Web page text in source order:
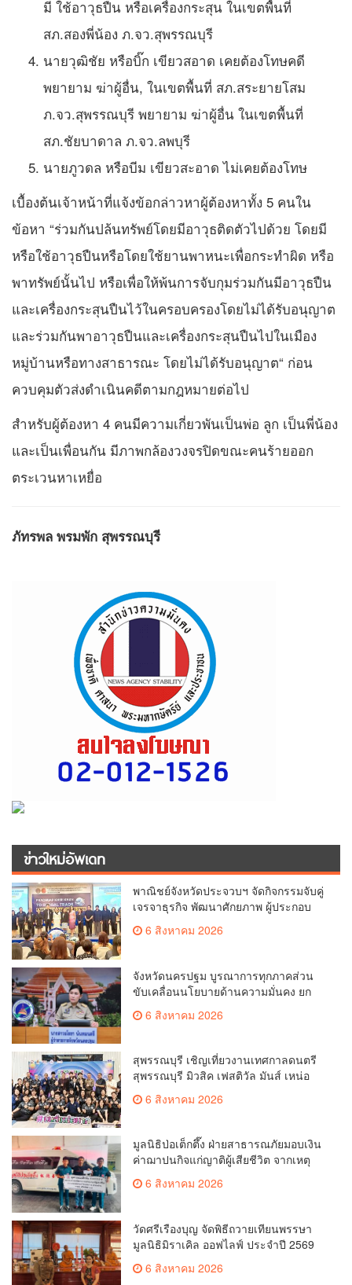
มี ใช้อาวุธปืน หรือเครื่องกระสุน ในเขตพื้นที่
สภ.สองพี่น้อง ภ.จว.สุพรรณบุรี
นายวุฒิชัย หรือบิ๊ก เขียวสอาด เคยต้องโทษคดี
พยายาม ฆ่าผู้อื่น, ในเขตพื้นที่ สภ.สระยายโสม
ภ.จว.สุพรรณบุรี พยายาม ฆ่าผู้อื่น ในเขตพื้นที่
สภ.ชัยบาดาล ภ.จว.ลพบุรี
นายภูวดล หรือบีม เขียวสะอาด ไม่เคยต้องโทษ
เบื้องต้นเจ้าหน้าที่แจ้งข้อกล่าวหาผู้ต้องหาทั้ง 5 คนใน
ข้อหา “ร่วมกันปล้นทรัพย์โดยมีอาวุธติดตัวไปด้วย โดยมี
หรือใช้อาวุธปืนหรือโดยใช้ยานพาหนะเพื่อกระทำผิด หรือ
พาทรัพย์นั้นไป หรือเพื่อให้พ้นการจับกุมร่วมกันมีอาวุธปืน
และเครื่องกระสุนปืนไว้ในครอบครองโดยไม่ได้รับอนุญาต
และร่วมกันพาอาวุธปืนและเครื่องกระสุนปืนไปในเมือง
หมู่บ้านหรือทางสาธารณะ โดยไม่ได้รับอนุญาต“ ก่อน
ควบคุมตัวส่งดำเนินคดีตามกฎหมายต่อไป
สำหรับผู้ต้องหา 4 คนมีความเกี่ยวพันเป็นพ่อ ลูก เป็นพี่น้อง
และเป็นเพื่อนกัน มีภาพกล้องวงจรปิดขณะคนร้ายออก
ตระเวนหาเหยื่อ
ภัทรพล พรมพัก สุพรรณบุรี
ข่าวใหม่อัพเดท
พาณิชย์จังหวัดประจวบฯ จัดกิจกรรมจับคู่
เจรจาธุรกิจ พัฒนาศักยภาพ ผู้ประกอบ
การ ขยายช่องทางการค้า สู่การค้า
ระหว่างประเทศ
6 สิงหาคม 2026
จังหวัดนครปฐม บูรณาการทุกภาคส่วน
ขับเคลื่อนนโยบายด้านความมั่นคง ยก
เทคโนโลยี
6 สิงหาคม 2026
สุพรรณบุรี เชิญเที่ยวงานเทศกาลดนตรี
สุพรรณบุรี มิวสิค เฟสติวัล มันส์ เหน่อ
6 สิงหาคม 2026
มูลนิธิป่อเต็กตึ๊ง ฝ่ายสาธารณภัยมอบเงิน
ค่าฌาปนกิจแก่ญาติผู้เสียชีวิต จากเหตุ
เพลิงไหม้ โรงเบียร์ ณ ลาดพร้าว จำนวน
20,000 บาท
6 สิงหาคม 2026
วัดศรีเรืองบุญ จัดพิธีถวายเทียนพรรษา
มูลนิธิมิราเคิล ออฟไลฟ์ ประจำปี 2569
ประธาน
6 สิงหาคม 2026